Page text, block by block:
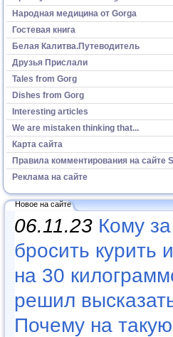
Народная медицина от Gorga
Гостевая книга
Белая Калитва.Путеводитель
Друзья Прислали
Tales from Gorg
Dishes from Gorg
Interesting articles
We are mistaken thinking that...
Карта сайта
Правила комментирования на сайте
Реклама на сайте
Новое на сайте
06.11.23 Кому
бросить курить
на 30
решил
Почему на